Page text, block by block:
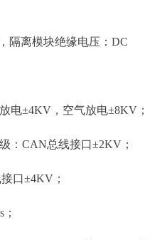
隔离模块绝缘电压：DC
电±4KV，空气放电±8KV；
：CAN总线接口±2KV；
口±4KV；